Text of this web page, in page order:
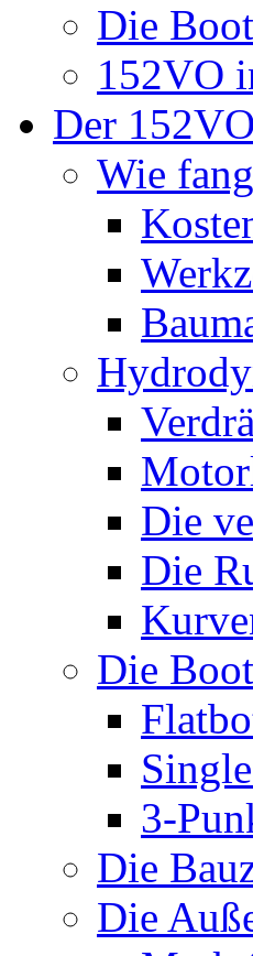
Die
152VO
Der
Wie
Die
Die
Die
3-
Die
Die